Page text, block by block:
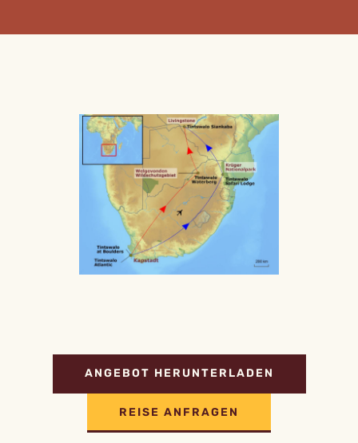
ANGEBOT HERUNTERLADEN
REISE ANFRAGEN